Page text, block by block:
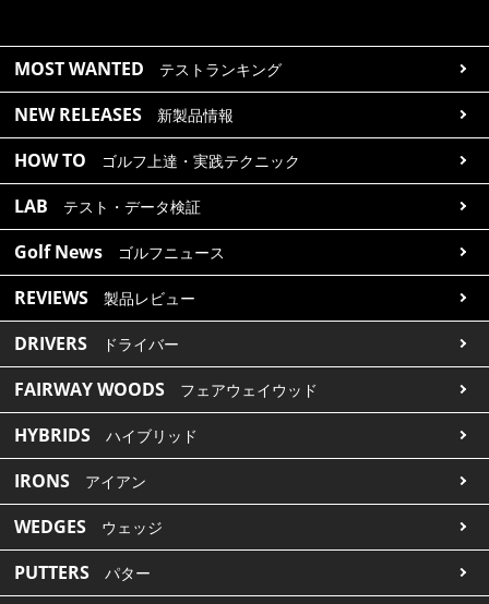
MOST WANTED テストランキング
NEW RELEASES 新製品情報
HOW TO ゴルフ上達・実践テクニック
LAB テスト・データ検証
Golf News ゴルフニュース
REVIEWS 製品レビュー
DRIVERS ドライバー
FAIRWAY WOODS フェアウェイウッド
HYBRIDS ハイブリッド
IRONS アイアン
WEDGES ウェッジ
PUTTERS パター